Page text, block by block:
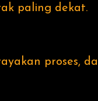
paling dekat.
proses,